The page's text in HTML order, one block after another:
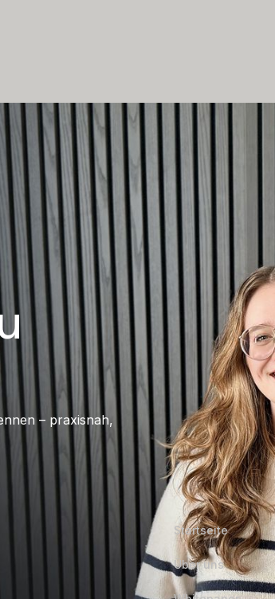
– praxisnah,
Startseite
Über uns